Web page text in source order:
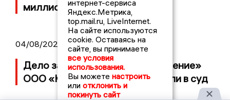
миллионов рублей
04/08/2026 15:40
Дело застройщика ЖК «Поколение»
ООО «Капитал Строй» передали в суд
интернет-сервиса
Яндекс.Метрика,
top.mail.ru, LiveInternet.
На сайте используются
cookie. Оставаясь на
сайте, вы принимаете
все условия
использования.
Вы можете настроить
или отклонить и
покинуть сайт